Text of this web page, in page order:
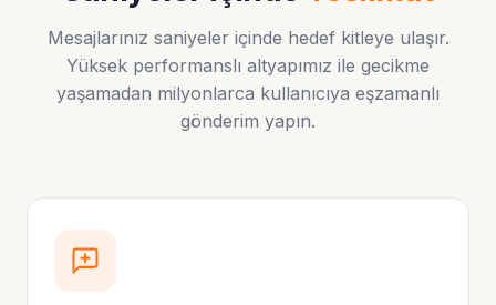
Mesajlarınız saniyeler içinde hedef kitleye ulaşır.
Yüksek performanslı altyapımız ile gecikme
yaşamadan milyonlarca kullanıcıya eşzamanlı
gönderim yapın.